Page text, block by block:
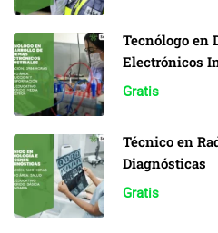
Tecnólogo en
Electrónicos
Gratis
Técnico en
Diagnósticas
Gratis